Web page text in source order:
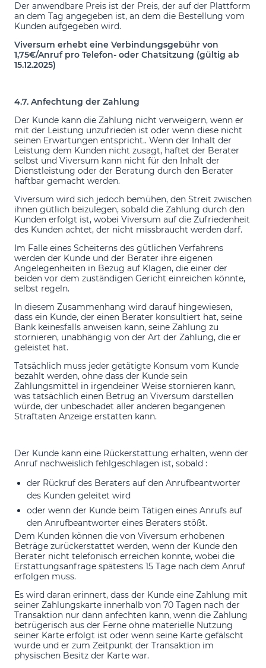
Der anwendbare Preis ist der Preis, der auf der Plattform
an dem Tag angegeben ist, an dem die Bestellung vom
Kunden aufgegeben wird.
Viversum erhebt eine Verbindungsgebühr von
1,75€/Anruf pro Telefon- oder Chatsitzung (gültig ab
15.12.2025)
4.7. Anfechtung der Zahlung
Der Kunde kann die Zahlung nicht verweigern, wenn er
mit der Leistung unzufrieden ist oder wenn diese nicht
seinen Erwartungen entspricht.. Wenn der Inhalt der
Leistung dem Kunden nicht zusagt, haftet der Berater
selbst und Viversum kann nicht für den Inhalt der
Dienstleistung oder der Beratung durch den Berater
haftbar gemacht werden.
Viversum wird sich jedoch bemühen, den Streit zwischen
ihnen gütlich beizulegen, sobald die Zahlung durch den
Kunden erfolgt ist, wobei Viversum auf die Zufriedenheit
des Kunden achtet, der nicht missbraucht werden darf.
Im Falle eines Scheiterns des gütlichen Verfahrens
werden der Kunde und der Berater ihre eigenen
Angelegenheiten in Bezug auf Klagen, die einer der
beiden vor dem zuständigen Gericht einreichen könnte,
selbst regeln.
In diesem Zusammenhang wird darauf hingewiesen,
dass ein Kunde, der einen Berater konsultiert hat, seine
Bank keinesfalls anweisen kann, seine Zahlung zu
stornieren, unabhängig von der Art der Zahlung, die er
geleistet hat.
Tatsächlich muss jeder getätigte Konsum vom Kunde
bezahlt werden, ohne dass der Kunde sein
Zahlungsmittel in irgendeiner Weise stornieren kann,
was tatsächlich einen Betrug an Viversum darstellen
würde, der unbeschadet aller anderen begangenen
Straftaten Anzeige erstatten kann.
Der Kunde kann eine Rückerstattung erhalten, wenn der
Anruf nachweislich fehlgeschlagen ist, sobald :
der Rückruf des Beraters auf den Anrufbeantworter
des Kunden geleitet wird
oder wenn der Kunde beim Tätigen eines Anrufs auf
den Anrufbeantworter eines Beraters stößt.
Dem Kunden können die von Viversum erhobenen
Beträge zurückerstattet werden, wenn der Kunde den
Berater nicht telefonisch erreichen konnte, wobei die
Erstattungsanfrage spätestens 15 Tage nach dem Anruf
erfolgen muss.
Es wird daran erinnert, dass der Kunde eine Zahlung mit
seiner Zahlungskarte innerhalb von 70 Tagen nach der
Transaktion nur dann anfechten kann, wenn die Zahlung
betrügerisch aus der Ferne ohne materielle Nutzung
seiner Karte erfolgt ist oder wenn seine Karte gefälscht
wurde und er zum Zeitpunkt der Transaktion im
physischen Besitz der Karte war.